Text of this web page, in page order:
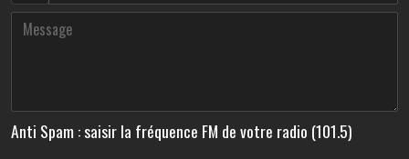
Anti Spam : saisir la fréquence FM de votre radio (101.5)